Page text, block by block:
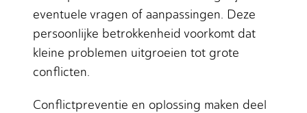
eventuele vragen of aanpassingen. Deze
persoonlijke betrokkenheid voorkomt dat
kleine problemen uitgroeien tot grote
conflicten.
Conflictpreventie en oplossing maken deel